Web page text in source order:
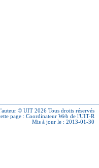
© UIT 2026 Tous droits réservés
page : Coordinateur Web de l'UIT-R
Mis à jour le : 2013-01-30